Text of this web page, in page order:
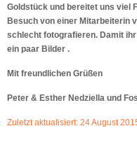
Goldstück und bereitet uns viel
Besuch von einer Mitarbeiterin
schlecht fotografieren. Damit
ein paar Bilder .
Mit freundlichen Grüßen
Peter & Esther Nedziella und
Zuletzt aktualisiert: 24 August